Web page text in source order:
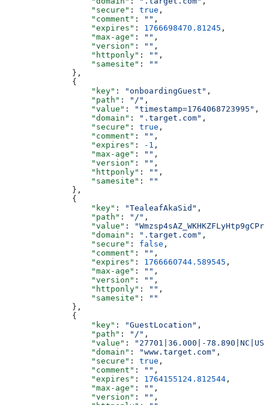
                  "secure"
: true ,
                  "comment"
: "" ,
                  "expires"
: 1766698470.81245 ,
                  "max-age"
: "" ,
                  "version"
: "" ,
                  "httponly"
: "" ,
                  "samesite"
:
""
              },
              {
                  "key"
: "onboardingGuest" ,
                  "path"
: "/" ,
                  "value"
: "timestamp=1764068723995" ,
                  "domain"
: ".target.com" ,
                  "secure"
: true ,
                  "comment"
: "" ,
                  "expires"
: -1 ,
                  "max-age"
: "" ,
                  "version"
: "" ,
                  "httponly"
: "" ,
                  "samesite"
:
""
              },
              {
                  "key"
: "TealeafAkaSid" ,
                  "path"
: "/" ,
                  "value"
:
                  "domain"
: ".target.com" ,
                  "secure"
: false ,
                  "comment"
: "" ,
                  "expires"
: 1766660744.589545 ,
                  "max-age"
: "" ,
                  "version"
: "" ,
                  "httponly"
: "" ,
                  "samesite"
:
""
              },
              {
                  "key"
: "GuestLocation" ,
                  "path"
: "/" ,
                  "value"
:
"27701|36.000|-78.890|NC|US"
                  "domain"
: "www.target.com" ,
                  "secure"
: true ,
                  "comment"
: "" ,
                  "expires"
: 1764155124.812544 ,
                  "max-age"
: "" ,
                  "version"
: "" ,